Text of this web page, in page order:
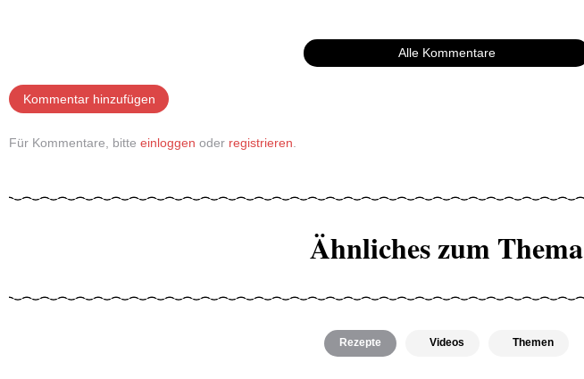
Alle Kommentare
Kommentar hinzufügen
Für Kommentare, bitte einloggen oder registrieren
Ähnliches zum Thema
Rezepte Videos Themen